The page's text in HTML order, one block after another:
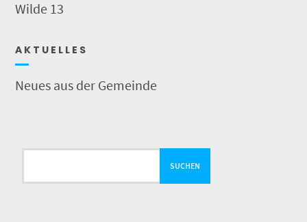
Wilde 13
A K T U E L L E S
Neues aus der Gemeinde
Suchen
SUCHEN